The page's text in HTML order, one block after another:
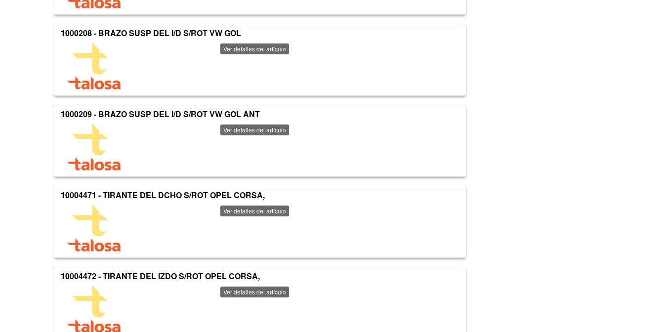
1000208 - BRAZO SUSP DEL I/D S/ROT VW GOL
Ver detalles del artículo
1000209 - BRAZO SUSP DEL I/D S/ROT VW GOL ANT
Ver detalles del artículo
10004471 - TIRANTE DEL DCHO S/ROT OPEL CORSA,
Ver detalles del artículo
10004472 - TIRANTE DEL IZDO S/ROT OPEL CORSA,
Ver detalles del artículo